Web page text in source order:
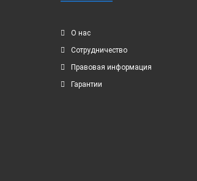
О нас
Сотрудничество
Правовая информация
Гарантии